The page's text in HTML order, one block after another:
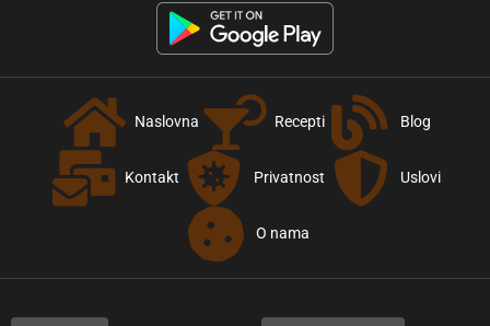
Naslovna Recepti Blog
Kontakt Privatnost Uslovi
O nama